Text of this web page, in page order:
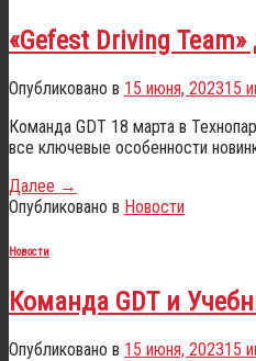
«Gefest Driving Team»
Опубликовано в 15 июня, 202315
Команда GDT 18 марта в
все ключевые особенности
Далее →
Опубликовано в Новости
Новости
Команда GDT и
Опубликовано в 15 июня, 202315